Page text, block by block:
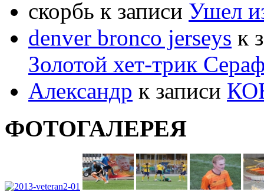
скорбь к записи Ушел
denver bronco jerseys к
Золотой хет-трик
Александр к записи
ФОТОГАЛЕРЕЯ